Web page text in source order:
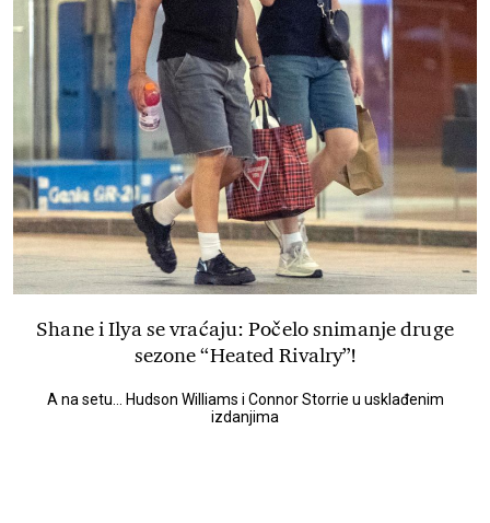
Shane i Ilya se vraćaju: Počelo snimanje druge
sezone “Heated Rivalry”!
A na setu... Hudson Williams i Connor Storrie u usklađenim
izdanjima